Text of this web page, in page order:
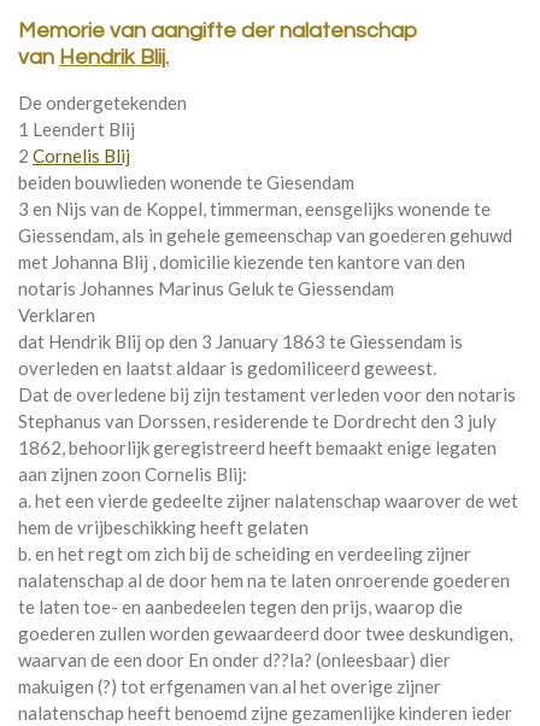
Memorie van aangifte der nalatenschap
van Hendrik Blij.
De ondergetekenden
1 Leendert Blij
2 Cornelis Blij
beiden bouwlieden wonende te Giesendam
3 en Nijs van de Koppel, timmerman, eensgelijks wonende te
Giessendam, als in gehele gemeenschap van goederen gehuwd
met Johanna Blij , domicilie kiezende ten kantore van den
notaris Johannes Marinus Geluk te Giessendam
Verklaren
dat Hendrik Blij op den 3 January 1863 te Giessendam is
overleden en laatst aldaar is gedomiliceerd geweest.
Dat de overledene bij zijn testament verleden voor den notaris
Stephanus van Dorssen, residerende te Dordrecht den 3 july
1862, behoorlijk geregistreerd heeft bemaakt enige legaten
aan zijnen zoon Cornelis Blij:
a. het een vierde gedeelte zijner nalatenschap waarover de wet
hem de vrijbeschikking heeft gelaten
b. en het regt om zich bij de scheiding en verdeeling zijner
nalatenschap al de door hem na te laten onroerende goederen
te laten toe- en aanbedeelen tegen den prijs, waarop die
goederen zullen worden gewaardeerd door twee deskundigen,
waarvan de een door En onder d??la? (onleesbaar) dier
makuigen (?) tot erfgenamen van al het overige zijner
nalatenschap heeft benoemd zijne gezamenlijke kinderen ieder